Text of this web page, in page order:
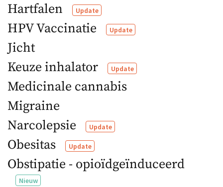
Hartfalen Update
HPV Vaccinatie Update
Jicht
Keuze inhalator
Update
Medicinale cannabis
Migraine
Narcolepsie
Update
Obesitas Update
Obstipatie - opioïdgeïnduceerd
Nieuw